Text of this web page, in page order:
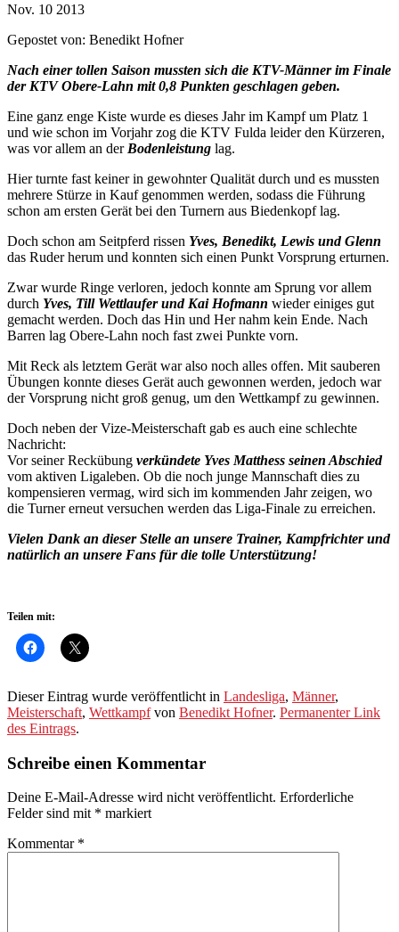
Nov. 10 2013
Gepostet von: Benedikt Hofner
Nach einer tollen Saison mussten sich die KTV-Männer im Finale
der KTV Obere-Lahn mit 0,8 Punkten geschlagen geben.
Eine ganz enge Kiste wurde es dieses Jahr im Kampf um Platz 1
und wie schon im Vorjahr zog die KTV Fulda leider den Kürzeren,
was vor allem an der Bodenleistung lag.
Hier turnte fast keiner in gewohnter Qualität durch und es mussten
mehrere Stürze in Kauf genommen werden, sodass die Führung
schon am ersten Gerät bei den Turnern aus Biedenkopf lag.
Doch schon am Seitpferd rissen Yves, Benedikt, Lewis und Glenn
das Ruder herum und konnten sich einen Punkt Vorsprung erturnen.
Zwar wurde Ringe verloren, jedoch konnte am Sprung vor allem
durch Yves, Till Wettlaufer und Kai Hofmann wieder einiges gut
gemacht werden. Doch das Hin und Her nahm kein Ende. Nach
Barren lag Obere-Lahn noch fast zwei Punkte vorn.
Mit Reck als letztem Gerät war also noch alles offen. Mit sauberen
Übungen konnte dieses Gerät auch gewonnen werden, jedoch war
der Vorsprung nicht groß genug, um den Wettkampf zu gewinnen.
Doch neben der Vize-Meisterschaft gab es auch eine schlechte
Nachricht:
Vor seiner Reckübung verkündete Yves Matthess seinen Abschied
vom aktiven Ligaleben. Ob die noch junge Mannschaft dies zu
kompensieren vermag, wird sich im kommenden Jahr zeigen, wo
die Turner erneut versuchen werden das Liga-Finale zu erreichen.
Vielen Dank an dieser Stelle an unsere Trainer, Kampfrichter und
natürlich an unsere Fans für die tolle Unterstützung!
Teilen mit:
Dieser Eintrag wurde veröffentlicht in Landesliga, Männer,
Meisterschaft, Wettkampfvon Benedikt Hofner. Permanenter Link
des Eintrags.
Schreibe einen Kommentar
Deine E-Mail-Adresse wird nicht veröffentlicht. Erforderliche
Felder sind mit * markiert
Kommentar *